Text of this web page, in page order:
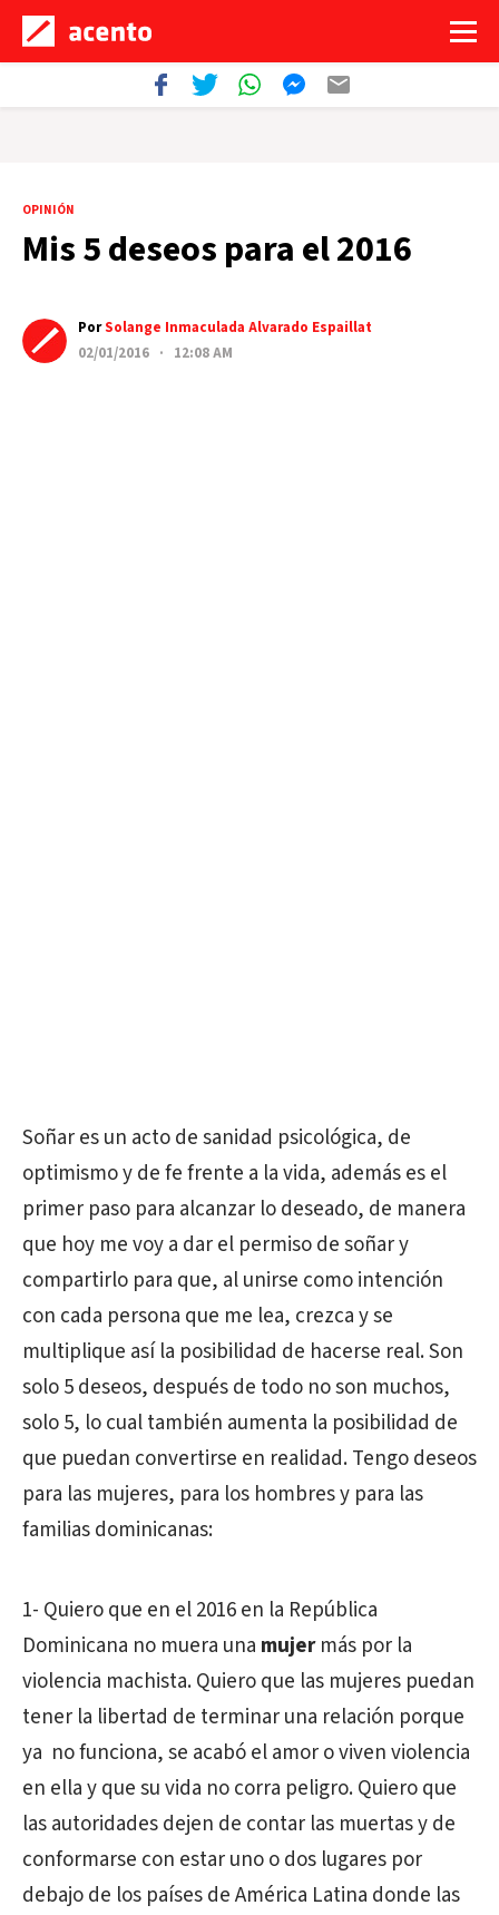
OPINIÓN
Mis 5 deseos para el 2016
PorSolange Inmaculada Alvarado Espaillat
02/01/2016 · 12:08 AM
Soñar es un acto de sanidad psicológica, de
optimismo y de fe frente a la vida, además es el
primer paso para alcanzar lo deseado, de manera
que hoy me voy a dar el permiso de soñar y
compartirlo para que, al unirse como intención
con cada persona que me lea, crezca y se
multiplique así la posibilidad de hacerse real. Son
solo 5 deseos, después de todo no son muchos,
solo 5, lo cual también aumenta la posibilidad de
que puedan convertirse en realidad. Tengo deseos
para las mujeres, para los hombres y para las
familias dominicanas:
1- Quiero que en el 2016 en la República
Dominicana no muera una mujermás por la
violencia machista. Quiero que las mujeres puedan
tener la libertad de terminar una relación porque
ya no funciona, se acabó el amor o viven violencia
en ella y que su vida no corra peligro. Quiero que
las autoridades dejen de contar las muertas y de
conformarse con estar uno o dos lugares por
debajo de los países de América Latina donde las